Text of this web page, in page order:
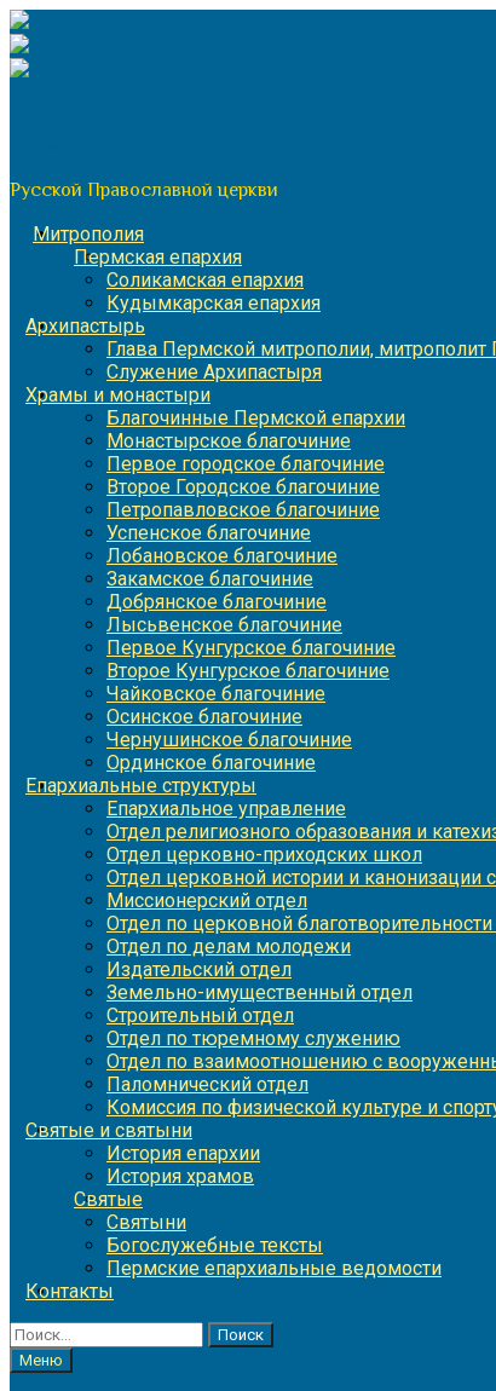
Перейти
к
содержимому
Русской Православной церкви
Митрополия
Пермская епархия
Соликамская епархия
Кудымкарская епархия
Архипастырь
Глава Пермской митрополии,
Служение Архипастыря
Храмы и монастыри
Благочинные Пермской епархии
Монастырское благочиние
Первое городское благочиние
Второе Городское благочиние
Петропавловское благочиние
Успенское благочиние
Лобановское благочиние
Закамское благочиние
Добрянское благочиние
Лысьвенское благочиние
Первое Кунгурское благочиние
Второе Кунгурское благочиние
Чайковское благочиние
Осинское благочиние
Чернушинское благочиние
Ординское благочиние
Епархиальные структуры
Епархиальное управление
Отдел религиозного образования и
Отдел церковно-приходских школ
Отдел церковной истории и канонизации
Миссионерский отдел
Отдел по церковной
Отдел по делам молодежи
Издательский отдел
Земельно-имущественный отдел
Строительный отдел
Отдел по тюремному служению
Отдел по взаимоотношению с
Паломнический отдел
Комиссия по физической культуре и
Святые и святыни
История епархии
История храмов
Святые
Святыни
Богослужебные тексты
Пермские епархиальные ведомости
Контакты
Найти:
Меню